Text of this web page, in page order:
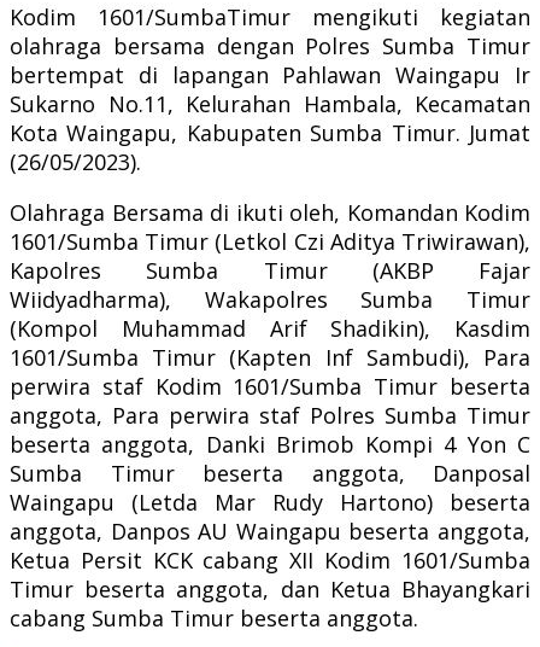
Kodim 1601/SumbaTimur mengikuti kegiatan
olahraga bersama dengan Polres Sumba Timur
bertempat di lapangan Pahlawan Waingapu Ir
Sukarno No.11, Kelurahan Hambala, Kecamatan
Kota Waingapu, Kabupaten Sumba Timur. Jumat
(26/05/2023).
Olahraga Bersama di ikuti oleh, Komandan Kodim
1601/Sumba Timur (Letkol Czi Aditya Triwirawan),
Kapolres Sumba Timur (AKBP Fajar
Wiidyadharma), Wakapolres Sumba Timur
(Kompol Muhammad Arif Shadikin), Kasdim
1601/Sumba Timur (Kapten Inf Sambudi), Para
perwira staf Kodim 1601/Sumba Timur beserta
anggota, Para perwira staf Polres Sumba Timur
beserta anggota, Danki Brimob Kompi 4 Yon C
Sumba Timur beserta anggota, Danposal
Waingapu (Letda Mar Rudy Hartono) beserta
anggota, Danpos AU Waingapu beserta anggota,
Ketua Persit KCK cabang XII Kodim 1601/Sumba
Timur beserta anggota, dan Ketua Bhayangkari
cabang Sumba Timur beserta anggota.